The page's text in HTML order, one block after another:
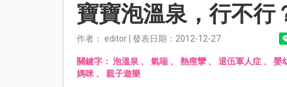
寶寶泡溫泉，行不行
作者： editor | 發表日期：2012-12-27
關鍵字： 泡溫泉 、 氣喘、 熱痙攣、 退伍軍人症、 嬰
媽咪、 親子遊樂